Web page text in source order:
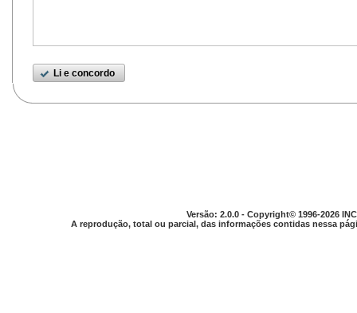
Li e concordo
Versão: 2.0.0 - Copyright© 1996-2026
A reprodução, total ou parcial, das informações contidas nessa